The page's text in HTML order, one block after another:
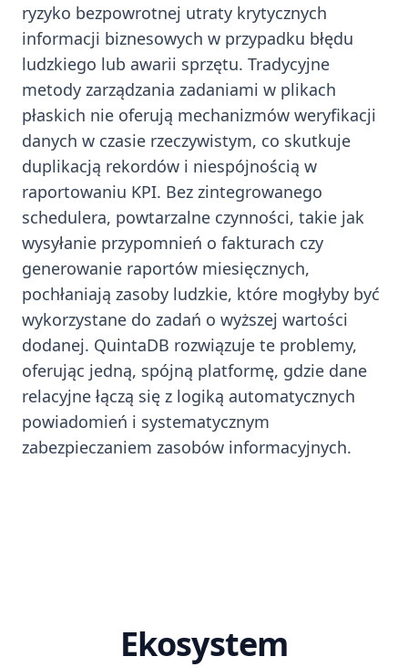
ryzyko bezpowrotnej utraty krytycznych
informacji biznesowych w przypadku błędu
ludzkiego lub awarii sprzętu. Tradycyjne
metody zarządzania zadaniami w plikach
płaskich nie oferują mechanizmów weryfikacji
danych w czasie rzeczywistym, co skutkuje
duplikacją rekordów i niespójnością w
raportowaniu KPI. Bez zintegrowanego
schedulera, powtarzalne czynności, takie jak
wysyłanie przypomnień o fakturach czy
generowanie raportów miesięcznych,
pochłaniają zasoby ludzkie, które mogłyby być
wykorzystane do zadań o wyższej wartości
dodanej. QuintaDB rozwiązuje te problemy,
oferując jedną, spójną platformę, gdzie dane
relacyjne łączą się z logiką automatycznych
powiadomień i systematycznym
zabezpieczaniem zasobów informacyjnych.
Ekosystem